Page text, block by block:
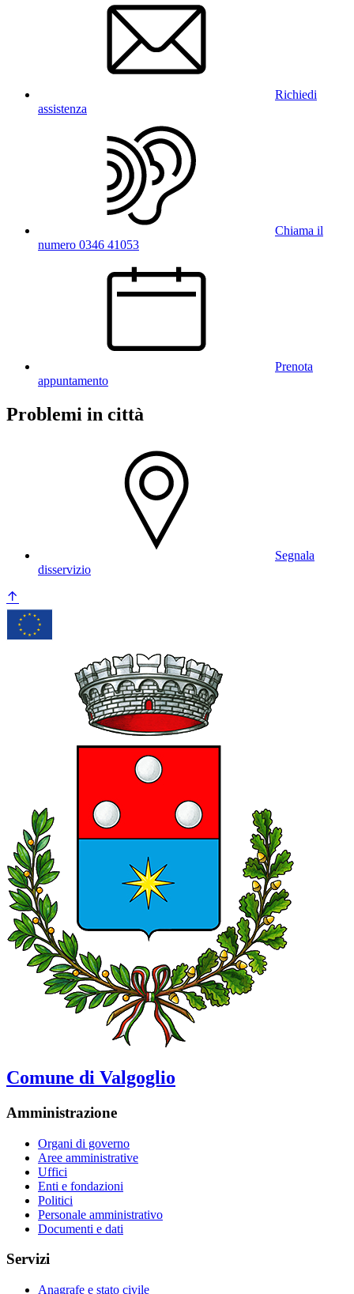
Richiedi
assistenza
Chiama il
numero 0346 41053
Prenota
appuntamento
Problemi in città
Segnala
disservizio
Comune di Valgoglio
Amministrazione
Organi di governo
Aree amministrative
Uffici
Enti e fondazioni
Politici
Personale amministrativo
Documenti e dati
Servizi
Anagrafe e stato civile